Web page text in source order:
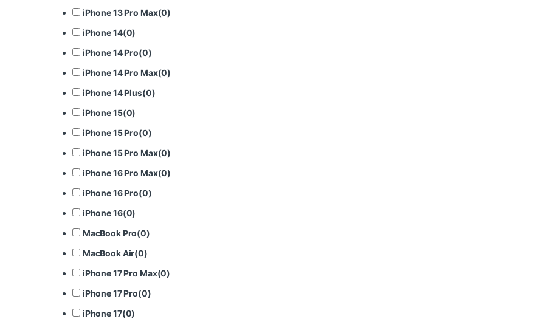
iPhone 13 Pro Max(0)
iPhone 14(0)
iPhone 14 Pro(0)
iPhone 14 Pro Max(0)
iPhone 14 Plus(0)
iPhone 15(0)
iPhone 15 Pro(0)
iPhone 15 Pro Max(0)
iPhone 16 Pro Max(0)
iPhone 16 Pro(0)
iPhone 16(0)
MacBook Pro(0)
MacBook Air(0)
iPhone 17 Pro Max(0)
iPhone 17 Pro(0)
iPhone 17(0)